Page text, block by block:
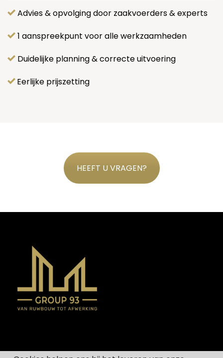
Advies & opvolging door zaakvoerders & experts
1 aanspreekpunt voor alle werkzaamheden
Duidelijke planning & correcte uitvoering
Eerlijke prijszetting
HEEFT U VRAGEN?